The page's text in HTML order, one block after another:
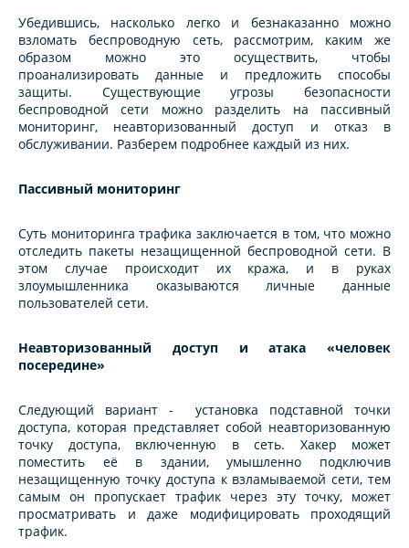
Убедившись, насколько легко и безнаказанно можно
взломать беспроводную сеть, рассмотрим, каким же
образом можно это осуществить, чтобы
проанализировать данные и предложить способы
защиты. Существующие угрозы безопасности
беспроводной сети можно разделить на пассивный
мониторинг, неавторизованный доступ и отказ в
обслуживании. Разберем подробнее каждый из них.
Пассивный мониторинг
Суть мониторинга трафика заключается в том, что можно
отследить пакеты незащищенной беспроводной сети. В
этом случае происходит их кража, и в руках
злоумышленника оказываются личные данные
пользователей сети.
Неавторизованный доступ и атака «человек
посередине»
Следующий вариант - установка подставной точки
доступа, которая представляет собой неавторизованную
точку доступа, включенную в сеть. Хакер может
поместить её в здании, умышленно подключив
незащищенную точку доступа к взламываемой сети, тем
самым он пропускает трафик через эту точку, может
просматривать и даже модифицировать проходящий
трафик.